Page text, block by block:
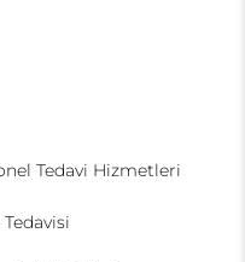
Tedavi Hizmetleri